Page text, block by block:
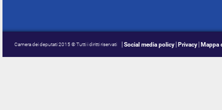
Camera dei deputati 2015 © Tutti i diritti riservati Social media policy Privacy Mappa